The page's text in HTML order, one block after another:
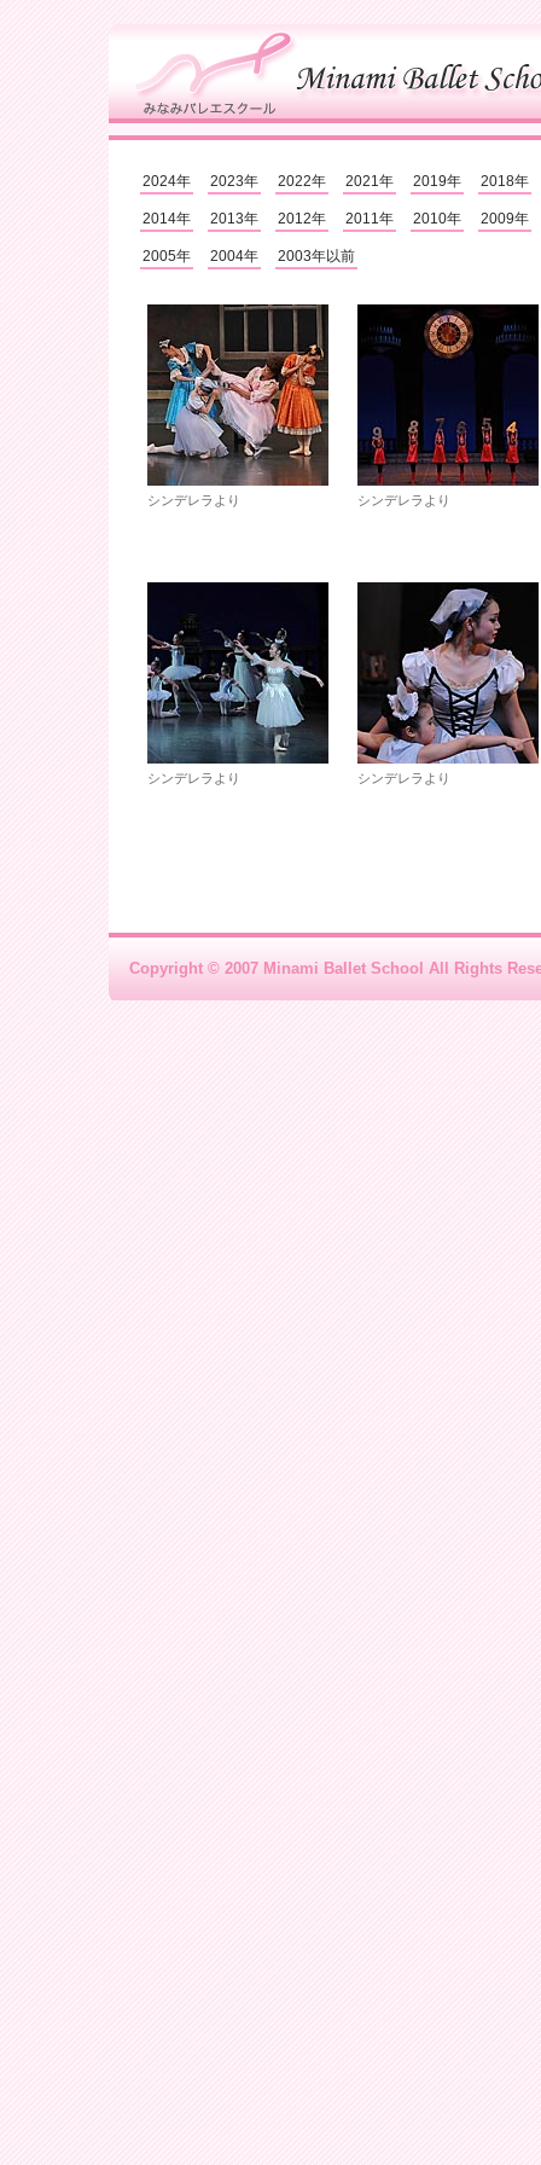
2024年 2023年 2022年 2021年 2019年 2018年
2014年 2013年 2012年 2011年 2010年 2009年
2005年 2004年 2003年以前
シンデレラより シンデレラより
シンデレラより シンデレラより
Copyright © 2007 Minami Ballet School All Rights